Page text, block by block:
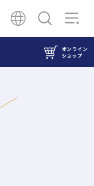
オンライン
ショップ